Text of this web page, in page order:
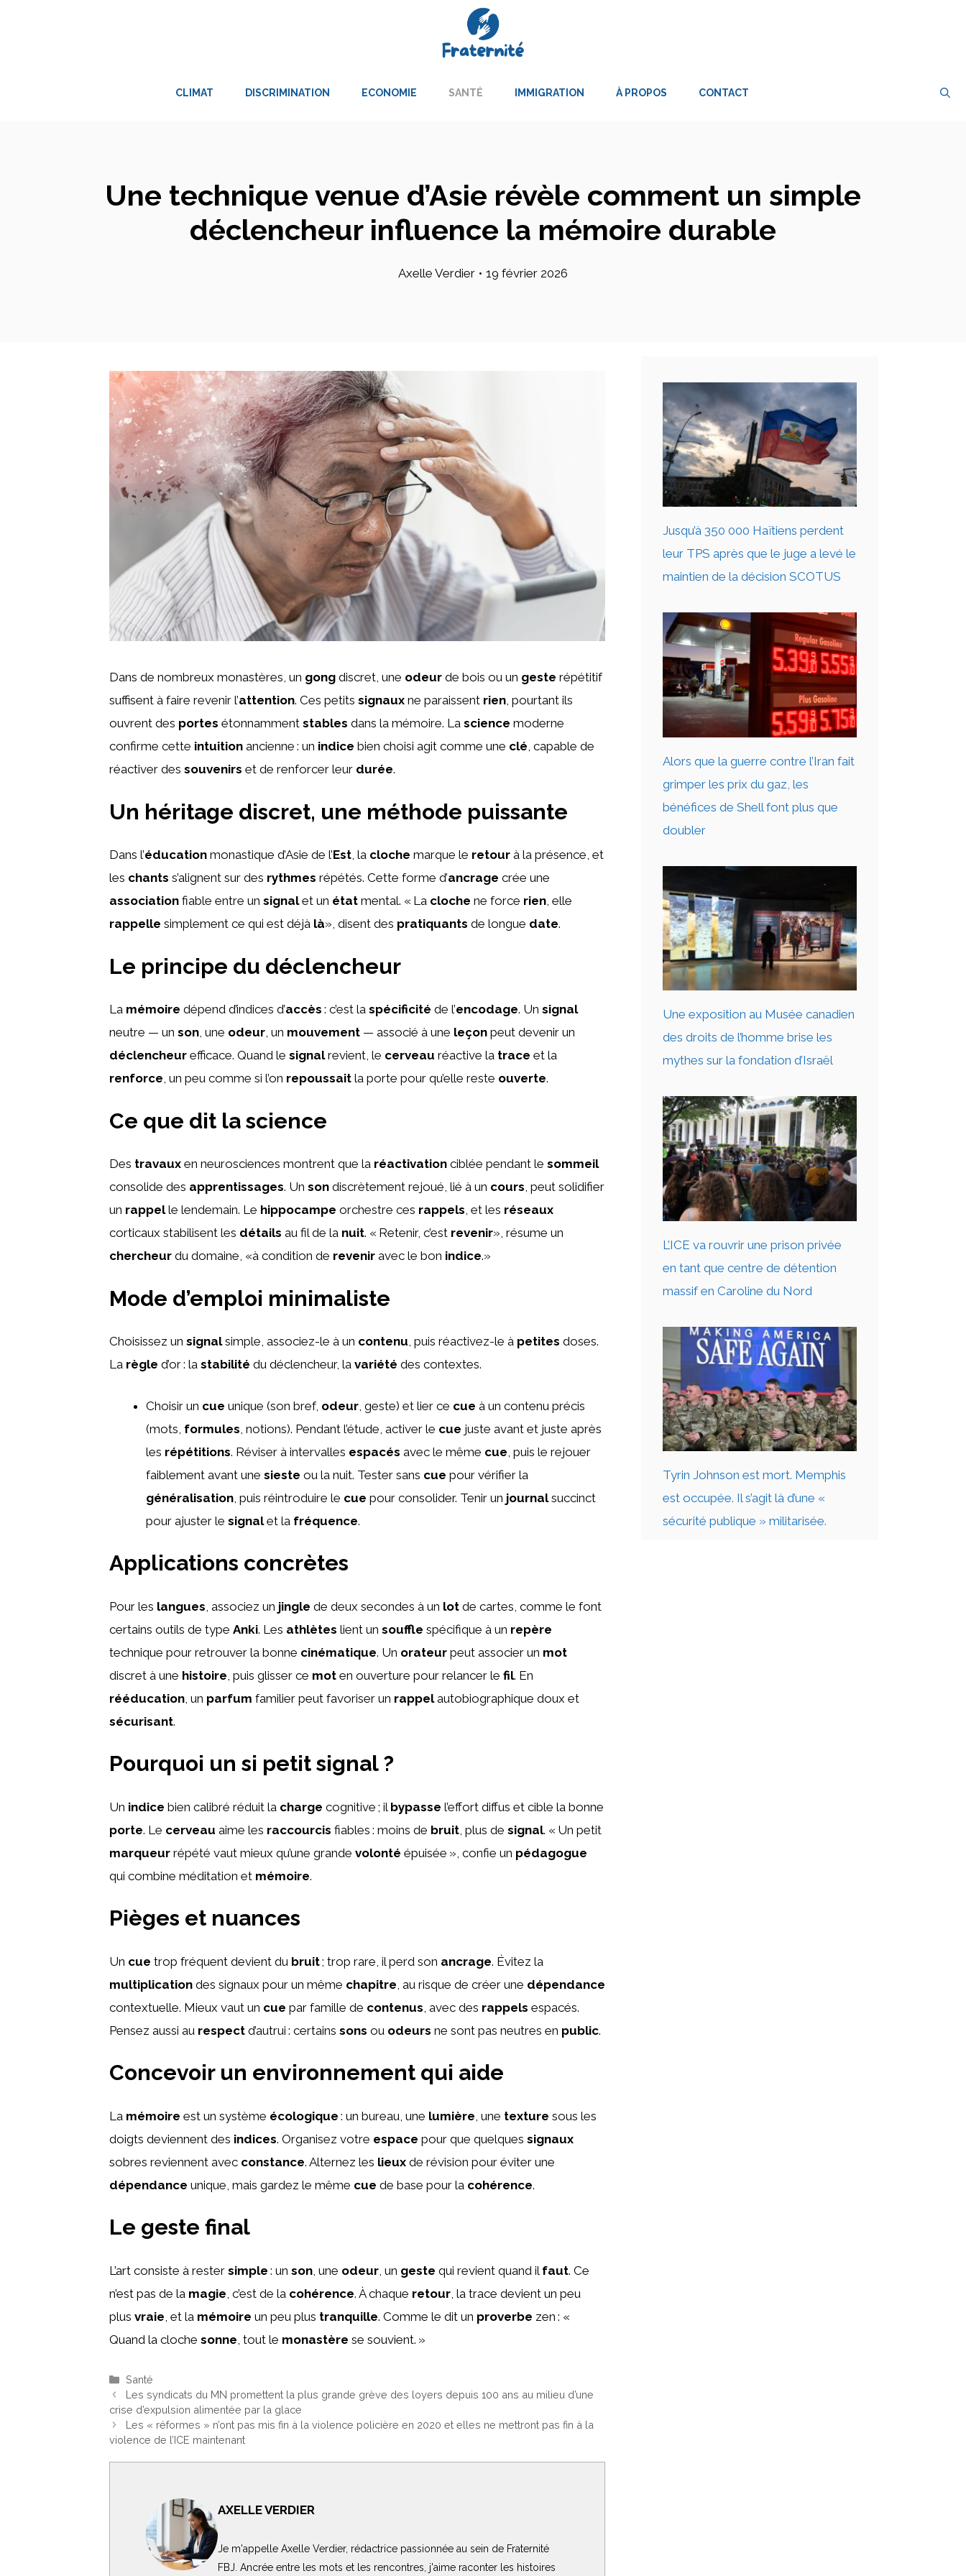
CLIMAT DISCRIMINATION ECONOMIE SANTÉ IMMIGRATION À PROPOS CONTACT
Une technique venue d’Asie révèle comment un simple
déclencheur influence la mémoire durable
Axelle Verdier • 19 février 2026
Dans de nombreux monastères, un gong discret, une odeur de bois ou un geste répétitif
suffisent à faire revenir l’attention. Ces petits signaux ne paraissent rien, pourtant ils
ouvrent des portes étonnamment stables dans la mémoire. La science moderne
confirme cette intuition ancienne : un indice bien choisi agit comme une clé, capable de
réactiver des souvenirs et de renforcer leur durée.
Un héritage discret, une méthode puissante
Dans l’éducation monastique d’Asie de l’Est, la cloche marque le retour à la présence, et
les chants s’alignent sur des rythmes répétés. Cette forme d’ancrage crée une
association fiable entre un signalet un état mental. « La cloche ne force rien, elle
rappelle simplement ce qui est déjà là», disent des pratiquants de longue date.
Le principe du déclencheur
La mémoire dépend d’indices d’accès : c’est la spécificité de l’encodage. Un signal
neutre — un son, une odeur, un mouvement — associé à une leçon peut devenir un
déclencheur efficace. Quand le signalrevient, le cerveau réactive la trace et la
renforce, un peu comme si l’on repoussait la porte pour qu’elle reste ouverte.
Ce que dit la science
Des travaux en neurosciences montrent que la réactivation ciblée pendant le sommeil
consolide des apprentissages. Un son discrètement rejoué, lié à un cours, peut solidifier
un rappelle lendemain. Le hippocampe orchestre ces rappels, et les réseaux
corticaux stabilisent les détails au fil de la nuit. « Retenir, c’est revenir», résume un
chercheur du domaine, «à condition de revenir avec le bon indice.»
Mode d’emploi minimaliste
Choisissez un signalsimple, associez-le à un contenu, puis réactivez-le à petites doses.
La règle d’or : la stabilité du déclencheur, la variété des contextes.
Choisir un cue unique (son bref, odeur , geste) et lier ce cue à un contenu précis
(mots, formules , notions). Pendant l’étude, activer le cue juste avant et juste après
les répétitions. Réviser à intervalles espacés avec le même cue , puis le rejouer
faiblement avant une sieste ou la nuit. Tester sans cue pour vérifier la
généralisation , puis réintroduire le cue pour consolider. Tenir un journalsuccinct
pour ajuster le signalet la fréquence.
Applications concrètes
Pour les langues , associez un jingle de deux secondes à un lot de cartes, comme le font
certains outils de type Anki. Les athlètes lient un souffle spécifique à un repère
technique pour retrouver la bonne cinématique. Un orateur peut associer un mot
discret à une histoire , puis glisser ce mot en ouverture pour relancer le fil. En
rééducation , un parfum familier peut favoriser un rappelautobiographique doux et
sécurisant.
Pourquoi un si petit signal ?
Un indice bien calibré réduit la charge cognitive ; il bypasse l’effort diffus et cible la bonne
porte. Le cerveau aime les raccourcis fiables : moins de bruit , plus de signal. « Un petit
marqueur répété vaut mieux qu’une grande volonté épuisée », confie un pédagogue
qui combine méditation et mémoire.
Pièges et nuances
Un cue trop fréquent devient du bruit; trop rare, il perd son ancrage. Évitez la
multiplication des signaux pour un même chapitre , au risque de créer une dépendance
contextuelle. Mieux vaut un cue par famille de contenus , avec des rappels espacés.
Pensez aussi au respect d’autrui : certains sons ou odeurs ne sont pas neutres en public.
Concevoir un environnement qui aide
La mémoire est un système écologique : un bureau, une lumière , une texture sous les
doigts deviennent des indices. Organisez votre espace pour que quelques signaux
sobres reviennent avec constance. Alternez les lieux de révision pour éviter une
dépendance unique, mais gardez le même cue de base pour la cohérence.
Le geste final
L’art consiste à rester simple : un son , une odeur , un geste qui revient quand il faut. Ce
n’est pas de la magie , c’est de la cohérence. À chaque retour , la trace devient un peu
plus vraie , et la mémoire un peu plus tranquille. Comme le dit un proverbe zen : «
Quand la cloche sonne , tout le monastère se souvient. »
Catégories
Santé
Les syndicats du MN promettent la plus grande grève des loyers depuis 100 ans au milieu d’une
crise d’expulsion alimentée par la glace
Les « réformes » n’ont pas mis fin à la violence policière en 2020 et elles ne mettront pas fin à la
violence de l’ICE maintenant
AXELLE VERDIER
Je m'appelle Axelle Verdier, rédactrice passionnée au sein de Fraternité
FBJ. Ancrée entre les mots et les rencontres, j'aime raconter les histoires
Jusqu’à 350 000 Haïtiens perdent
leur TPS après que le juge a levé le
maintien de la décision SCOTUS
Alors que la guerre contre l’Iran fait
grimper les prix du gaz, les
bénéfices de Shell font plus que
doubler
Une exposition au Musée canadien
des droits de l’homme brise les
mythes sur la fondation d’Israël
L’ICE va rouvrir une prison privée
en tant que centre de détention
massif en Caroline du Nord
Tyrin Johnson est mort. Memphis
est occupée. Il s’agit là d’une «
sécurité publique » militarisée.